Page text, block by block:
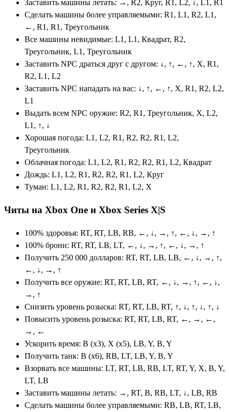
Заставить машины летать: →, R2, Круг, R1, L2, ↓, L1, R1
Сделать машины более управляемыми: R1, L1, R2, L1,
←, R1, R1, Треугольник
Все машины невидимые: L1, L1, Квадрат, R2,
Треугольник, L1, Треугольник
Заставить NPC драться друг с другом: ↓, ↑, ←, ↑, X, R1,
R2, L1, L2
Заставить NPC нападать на вас: ↓, ↑, ←, ↑, X, R1, R2, L2,
L1
Выдать всем NPC оружие: R2, R1, Треугольник, X, L2,
L1, ↑, ↓
Хорошая погода: L1, L2, R1, R2, R2, R1, L2,
Треугольник
Облачная погода: L1, L2, R1, R2, R2, R1, L2, Квадрат
Дождь: L1, L2, R1, R2, R2, R1, L2, Круг
Туман: L1, L2, R1, R2, R2, R1, L2, X
Читы на Xbox One и Xbox Series X|S
100% здоровья: RT, RT, LB, RB, ←, ↓, →, ↑, ←, ↓, →, ↑
100% брони: RT, RT, LB, LT, ←, ↓, →, ↑, ←, ↓, →, ↑
Получить 250 000 долларов: RT, RT, LB, LB, ←, ↓, →, ↑,
←, ↓, →, ↑
Получить все оружие: RT, RT, LB, RT, ←, ↓, →, ↑, ←, ↓,
→, ↑
Снизить уровень розыска: RT, RT, LB, RT, ↑, ↓, ↑, ↓, ↑, ↓
Повысить уровень розыска: RT, RT, LB, RT, ←, →, ←,
→, ←
Ускорить время: B (x3), X (x5), LB, Y, B, Y
Получить танк: B (x6), RB, LT, LB, Y, B, Y
Взорвать все машины: LT, RT, LB, RB, LT, RT, Y, X, B, Y,
LT, LB
Заставить машины летать: →, RT, B, RB, LT, ↓, LB, RB
Сделать машины более управляемыми: RB, LB, RT, LB,